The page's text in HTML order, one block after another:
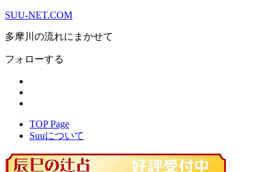
SUU-NET.COM
多摩川の流れにまかせて
フォローする
TOP Page
Suuについて